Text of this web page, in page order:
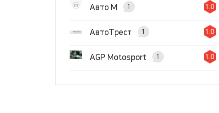
Авто М 1 1.0
АвтоТрест 1 1.0
AGP Motosport 1 1.0